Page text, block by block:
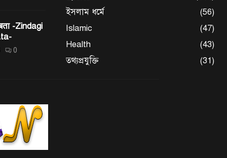
-Zindagi
0
ইসলাম ধর্মে
(56)
Islamic
(47)
Health
(43)
তথ্যপ্রযুক্তি
(31)